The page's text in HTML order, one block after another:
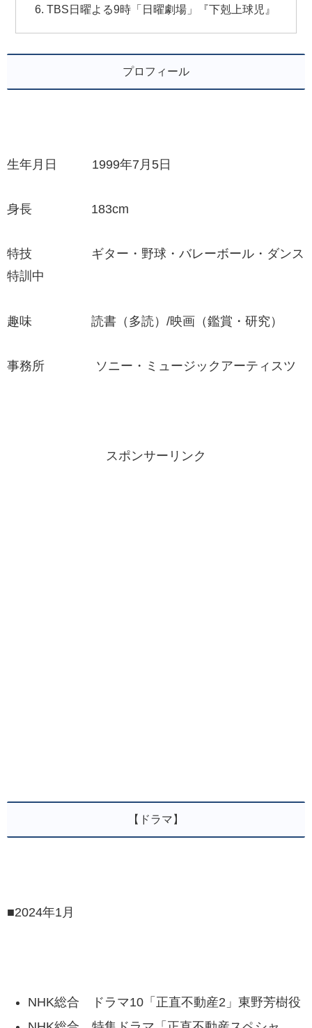
TBS日曜よる9時「日曜劇場」『下剋上球児』
プロフィール
生年月日 1999年7月5日
身長 183cm
特技 ギター・野球・バレーボール・ダンス
特訓中
趣味 読書（多読）/映画（鑑賞・研究）
事務所 ソニー・ミュージックアーティスツ
スポンサーリンク
【ドラマ】
■2024年1月
NHK総合 ドラマ10「正直不動産2」東野芳樹役